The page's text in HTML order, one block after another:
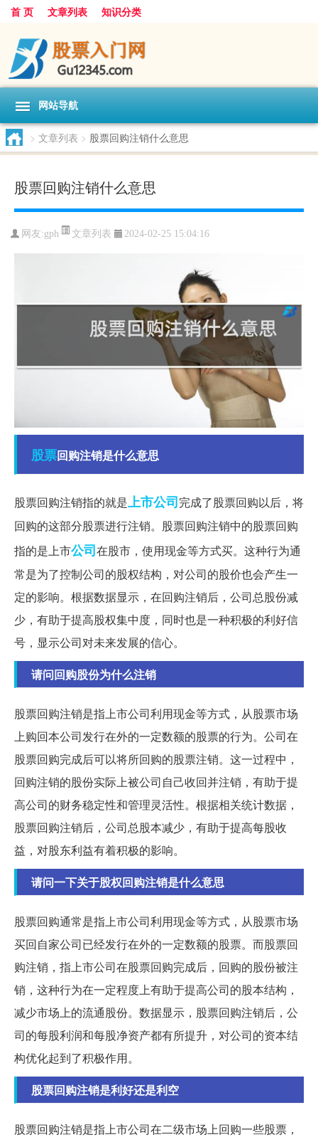
首 页 文章列表 知识分类
网站导航
> 文章列表 > 股票回购注销什么意思
股票回购注销什么意思
网友:gph 文章列表 2024-02-25 15:04:16
股票回购注销是什么意思
股票回购注销指的就是上市公司完成了股票回购以后，将
回购的这部分股票进行注销。股票回购注销中的股票回购
指的是上市公司在股市，使用现金等方式买。这种行为通
常是为了控制公司的股权结构，对公司的股价也会产生一
定的影响。根据数据显示，在回购注销后，公司总股份减
少，有助于提高股权集中度，同时也是一种积极的利好信
号，显示公司对未来发展的信心。
请问回购股份为什么注销
股票回购注销是指上市公司利用现金等方式，从股票市场
上购回本公司发行在外的一定数额的股票的行为。公司在
股票回购完成后可以将所回购的股票注销。这一过程中，
回购注销的股份实际上被公司自己收回并注销，有助于提
高公司的财务稳定性和管理灵活性。根据相关统计数据，
股票回购注销后，公司总股本减少，有助于提高每股收
益，对股东利益有着积极的影响。
请问一下关于股权回购注销是什么意思
股票回购通常是指上市公司利用现金等方式，从股票市场
买回自家公司已经发行在外的一定数额的股票。而股票回
购注销，指上市公司在股票回购完成后，回购的股份被注
销，这种行为在一定程度上有助于提高公司的股本结构，
减少市场上的流通股份。数据显示，股票回购注销后，公
司的每股利润和每股净资产都有所提升，对公司的资本结
构优化起到了积极作用。
股票回购注销是利好还是利空
股票回购注销是指上市公司在二级市场上回购一些股票，